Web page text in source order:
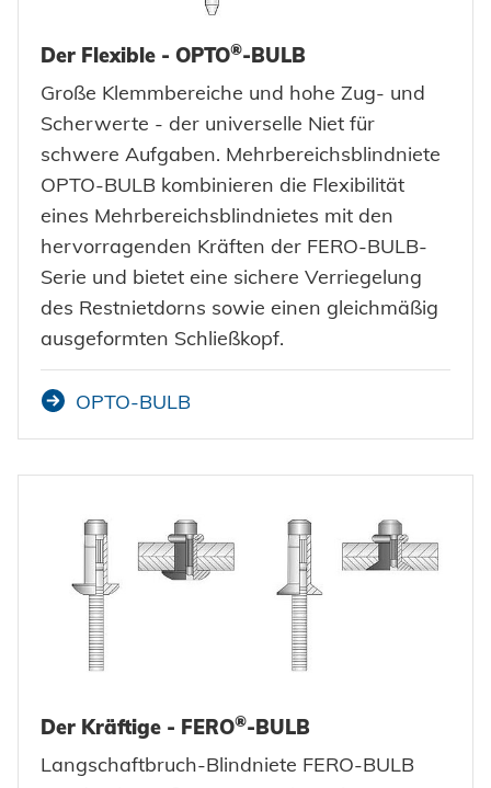
Automotive
Qualitätssicherung
Zulassungen
Powertrain
Anlagenbau
Fahrzeugbau
Maritim
Gebrauchsgüter
Maschinenbau
Erneuerbare Energien
E-Mobility
Klimatechnik
Bildmaterial
CAD Downloads
Zertifikate und Dokumente
Stellenangebote
Wir bilden aus
Berufe bei Honsel
Suche
Ansprechpartner
Impressum
Datenschutz
AGBs
Der Flexible - OPTO®-BULB
Große Klemmbereiche und hohe Zug- und
Scherwerte - der universelle Niet für
schwere Aufgaben. Mehrbereichsblindniete
OPTO-BULB kombinieren die Flexibilität
eines Mehrbereichsblindnietes mit den
hervorragenden Kräften der FERO-BULB-
Serie und bietet eine sichere Verriegelung
des Restnietdorns sowie einen gleichmäßig
ausgeformten Schließkopf.
OPTO-BULB
Der Kräftige - FERO®-BULB
Langschaftbruch-Blindniete FERO-BULB